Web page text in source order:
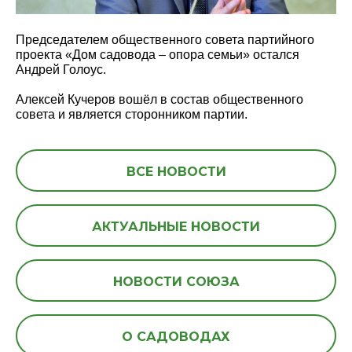
Председателем общественного совета партийного
проекта «Дом садовода – опора семьи» остался
Андрей Голоус.
Алексей Кучеров вошёл в состав общественного
совета и является сторонником партии.
ВСЕ НОВОСТИ
АКТУАЛЬНЫЕ НОВОСТИ
НОВОСТИ СОЮЗА
О САДОВОДАХ